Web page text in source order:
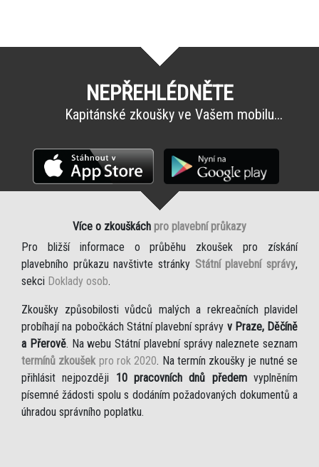
NEPŘEHLÉDNĚTE
Kapitánské zkoušky ve Vašem mobilu...
Více o zkouškách pro plavební průkazy
Pro bližší informace o průběhu zkoušek pro získání
plavebního průkazu navštivte stránky Státní plavební správy,
sekci Doklady osob.
Zkoušky způsobilosti vůdců malých a rekreačních plavidel
probíhají na pobočkách Státní plavební správy v Praze, Děčíně
a Přerově. Na webu Státní plavební správy naleznete seznam
termínů zkoušek pro rok 2020. Na termín zkoušky je nutné se
přihlásit nejpozději 10 pracovních dnů předemvyplněním
písemné žádosti spolu s dodáním požadovaných dokumentů a
úhradou správního poplatku.